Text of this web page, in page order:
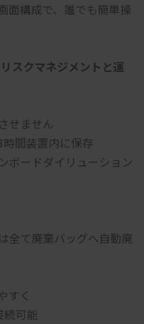
面構成で、誰でも簡単操
スクマネジメントと運
せません
時間装置内に保存
ボードダイリューション
全て廃棄バッグへ自動廃
すく
続可能